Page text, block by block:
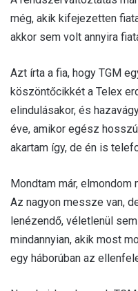
még, akik kifejezetten
akkor sem volt annyira
Azt írta a fia, hogy TGM
köszöntőcikkét a Telex
elindulásakor, és
éve, amikor egész
akartam így, de én is
Mondtam már,
Az nagyon messze van,
lenézendő, véletlenül
mindannyian, akik most
egy háborúban az